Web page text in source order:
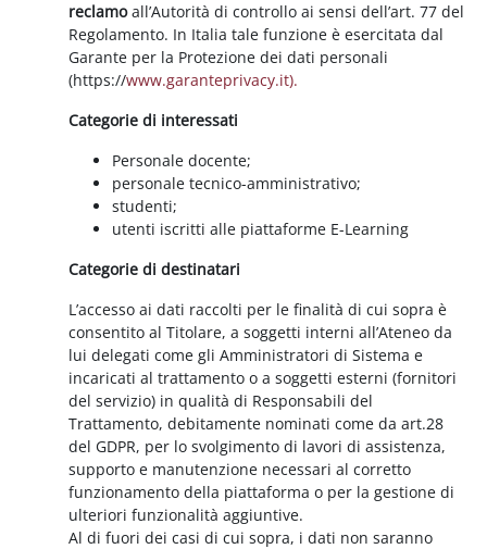
reclamoall’Autorità di controllo ai sensi dell’art. 77 del
Regolamento. In Italia tale funzione è esercitata dal
Garante per la Protezione dei dati personali
(https://www.garanteprivacy.it).
Categorie di interessati
Personale docente;
personale tecnico-amministrativo;
studenti;
utenti iscritti alle piattaforme E-Learning
Categorie di destinatari
L’accesso ai dati raccolti per le finalità di cui sopra è
consentito al Titolare, a soggetti interni all’Ateneo da
lui delegati come gli Amministratori di Sistema e
incaricati al trattamento o a soggetti esterni (fornitori
del servizio) in qualità di Responsabili del
Trattamento, debitamente nominati come da art.28
del GDPR, per lo svolgimento di lavori di assistenza,
supporto e manutenzione necessari al corretto
funzionamento della piattaforma o per la gestione di
ulteriori funzionalità aggiuntive.
Al di fuori dei casi di cui sopra, i dati non saranno